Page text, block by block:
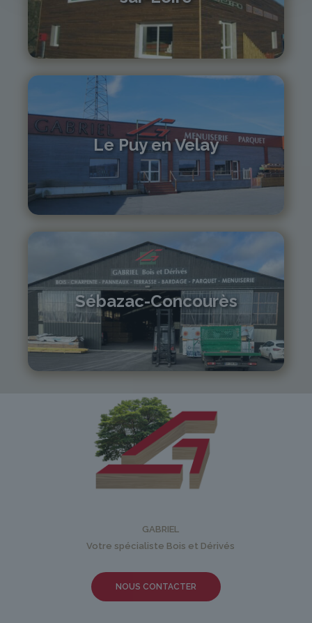
monistrol@gabriel-sa.fr
Le Puy en Velay
04 71 01 13 30
lepuy@gabriel-sa.fr
Sébazac-Concourès
05 81 55 83 89
monistrol@gabriel-sa.fr
GABRIEL
Votre spécialiste Bois et Dérivés
NOUS CONTACTER